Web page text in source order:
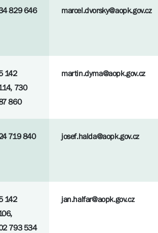
829 646 marcel.dvorsky@aopk.gov.cz
142
730
860
martin.dyma@aopk.gov.cz
719 840 josef.halda@aopk.gov.cz
142
793 534
jan.halfar@aopk.gov.cz